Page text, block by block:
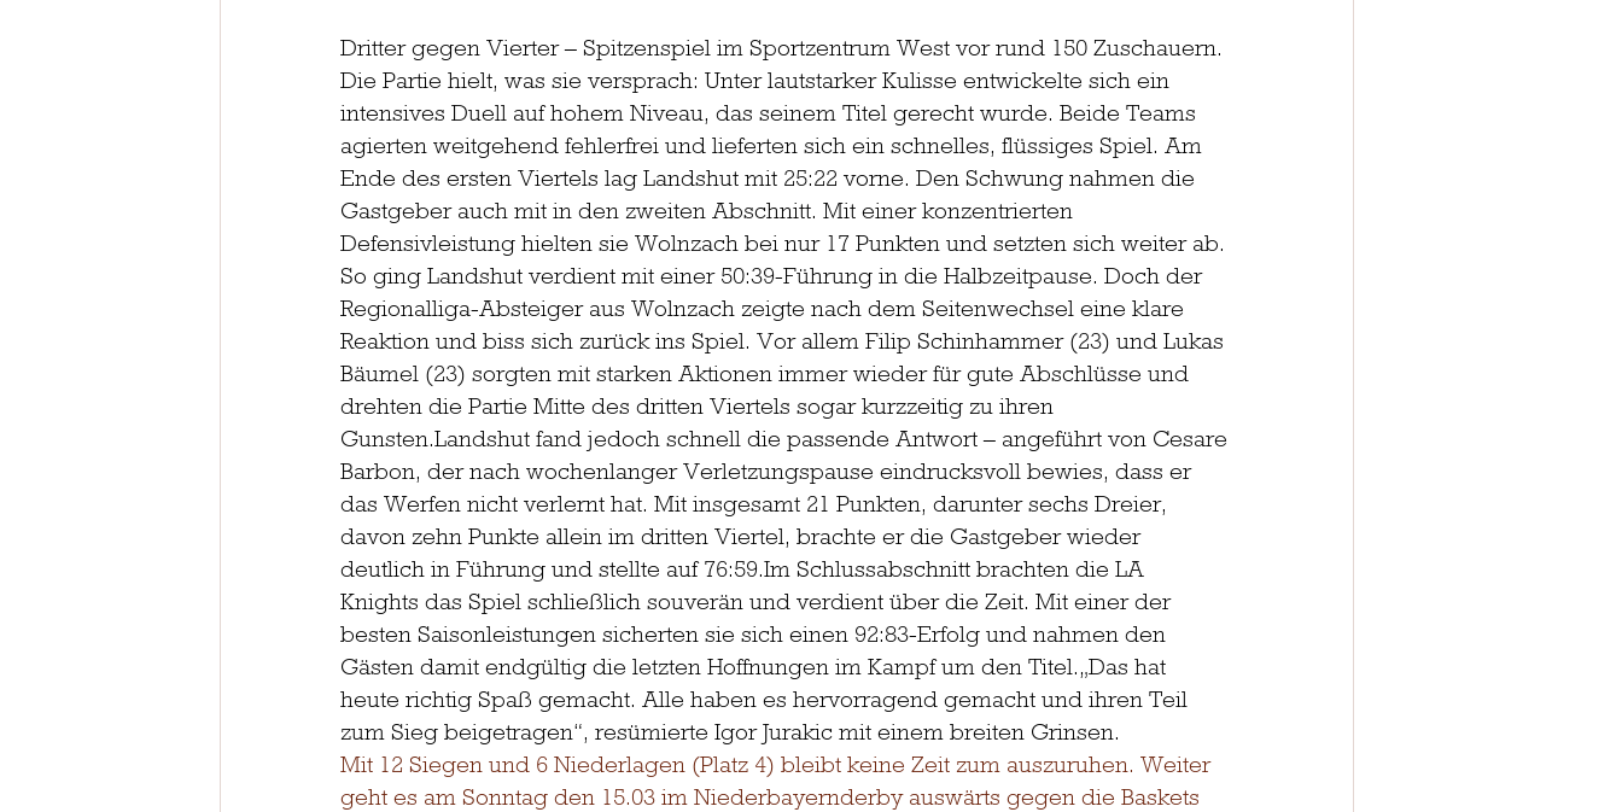
Dritter gegen Vierter – Spitzenspiel im Sportzentrum West vor rund 150 Zuschauern.
Die Partie hielt, was sie versprach: Unter lautstarker Kulisse entwickelte sich ein
intensives Duell auf hohem Niveau, das seinem Titel gerecht wurde. Beide Teams
agierten weitgehend fehlerfrei und lieferten sich ein schnelles, flüssiges Spiel. Am
Ende des ersten Viertels lag Landshut mit 25:22 vorne. Den Schwung nahmen die
Gastgeber auch mit in den zweiten Abschnitt. Mit einer konzentrierten
Defensivleistung hielten sie Wolnzach bei nur 17 Punkten und setzten sich weiter ab.
So ging Landshut verdient mit einer 50:39-Führung in die Halbzeitpause. Doch der
Regionalliga-Absteiger aus Wolnzach zeigte nach dem Seitenwechsel eine klare
Reaktion und biss sich zurück ins Spiel. Vor allem Filip Schinhammer (23) und Lukas
Bäumel (23) sorgten mit starken Aktionen immer wieder für gute Abschlüsse und
drehten die Partie Mitte des dritten Viertels sogar kurzzeitig zu ihren
Gunsten.Landshut fand jedoch schnell die passende Antwort – angeführt von Cesare
Barbon, der nach wochenlanger Verletzungspause eindrucksvoll bewies, dass er
das Werfen nicht verlernt hat. Mit insgesamt 21 Punkten, darunter sechs Dreier,
davon zehn Punkte allein im dritten Viertel, brachte er die Gastgeber wieder
deutlich in Führung und stellte auf 76:59.Im Schlussabschnitt brachten die LA
Knights das Spiel schließlich souverän und verdient über die Zeit. Mit einer der
besten Saisonleistungen sicherten sie sich einen 92:83-Erfolg und nahmen den
Gästen damit endgültig die letzten Hoffnungen im Kampf um den Titel.„Das hat
heute richtig Spaß gemacht. Alle haben es hervorragend gemacht und ihren Teil
zum Sieg beigetragen“, resümierte Igor Jurakic mit einem breiten Grinsen.
Mit 12 Siegen und 6 Niederlagen (Platz 4) bleibt keine Zeit zum auszuruhen. Weiter
geht es am Sonntag den 15.03 im Niederbayernderby auswärts gegen die Baskets